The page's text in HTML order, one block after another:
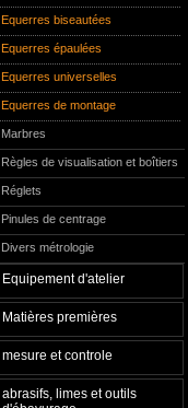
Equerres biseautées
Equerres épaulées
Equerres universelles
Equerres de montage
Marbres
Règles de visualisation et boîtiers
Réglets
Pinules de centrage
Divers métrologie
Equipement d'atelier
Matières premières
mesure et controle
abrasifs, limes et outils